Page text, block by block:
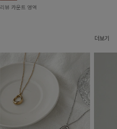
리뷰 카운트 영역
더보기